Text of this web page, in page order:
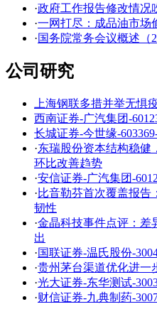
·政府工作报告修改情况
·一网打尽：成品油市场
·国务院常务会议概述（
公司研究
上海钢联多措并举无惧
西南证券-广汽集团-
长城证券-今世缘-
·东瑞股份资本结构稳健
环比改善趋势
·安信证券-广汽集团-
·比音勒芬首次覆盖报告
韧性
·金晶科技事件点评：差
出
·国联证券-温氏股份-
·贵州茅台渠道优化进一
·光大证券-东华测试-
·财信证券-九典制药-